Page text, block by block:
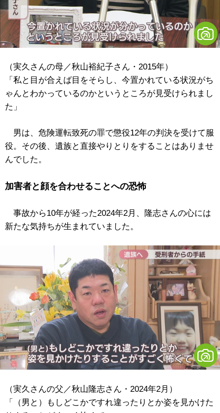
（実久さんの母／秋山裕紀子さん・2015年）
「私と目が合えば目をそらし、今置かれている状況がち
ゃんとわかっているのかというところが見受けられまし
た」
男は、危険運転致死の罪で懲役12年の判決を受けて服
役。その後、遺族と直接やりとりをすることはありませ
んでした。
加害者と顔を合わせることへの恐怖
事故から10年が経った2024年2月、隆志さんの心には
新たな気持ちが生まれていました。
（実久さんの父／秋山隆志さん・2024年2月）
「（男と）もしどこかですれ違ったりとか姿を見かけた